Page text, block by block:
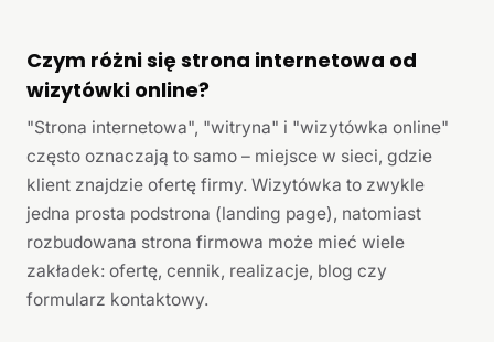
Czym różni się strona internetowa od
wizytówki online?
"Strona internetowa", "witryna" i "wizytówka online"
często oznaczają to samo – miejsce w sieci, gdzie
klient znajdzie ofertę firmy. Wizytówka to zwykle
jedna prosta podstrona (landing page), natomiast
rozbudowana strona firmowa może mieć wiele
zakładek: ofertę, cennik, realizacje, blog czy
formularz kontaktowy.